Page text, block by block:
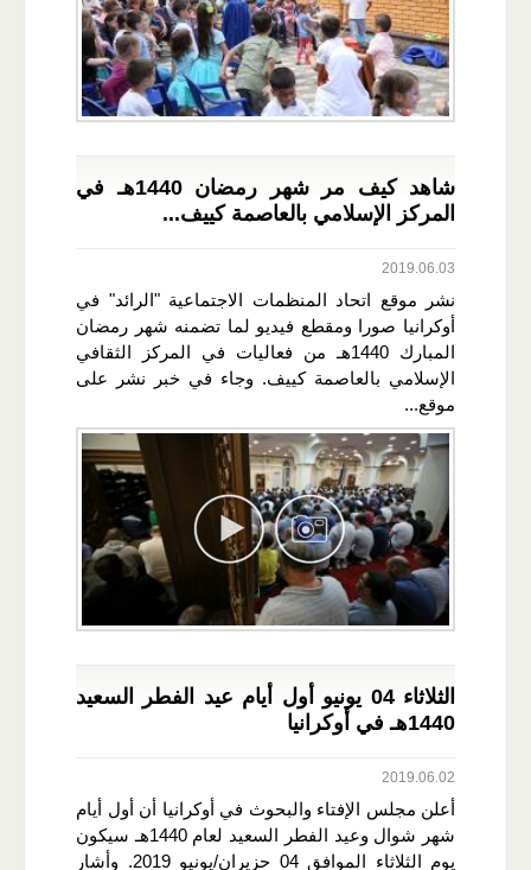
شاهد كيف مر شهر رمضان 1440هـ في
المركز الإسلامي بالعاصمة كييف...
2019.06.03
نشر موقع اتحاد المنظمات الاجتماعية "الرائد" في
أوكرانيا صورا ومقطع فيديو لما تضمنه شهر رمضان
المبارك 1440هـ من فعاليات في المركز الثقافي
الإسلامي بالعاصمة كييف. وجاء في خبر نشر على
موقع...
الثلاثاء 04 يونيو أول أيام عيد الفطر السعيد
1440هـ في أوكرانيا
2019.06.02
أعلن مجلس الإفتاء والبحوث في أوكرانيا أن أول أيام
شهر شوال وعيد الفطر السعيد لعام 1440هـ سيكون
يوم الثلاثاء الموافق 04 حزيران/يونيو 2019. وأشار